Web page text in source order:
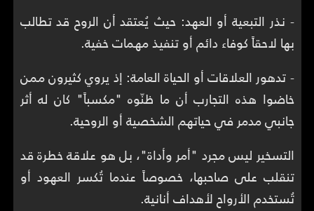
- نذر التبعية أو العهد: حيث يُعتقد أن الروح قد تطالب
بها لاحقاً كوفاء دائم أو تنفيذ مهمات خفية.
- تدهور العلاقات أو الحياة العامة: إذ يروي كثيرون ممن
خاضوا هذه التجارب أن ما ظنّوه "مكسباً" كان له أثر
جانبي مدمر في حياتهم الشخصية أو الروحية.
التسخير ليس مجرد "أمر وأداة"، بل هو علاقة خطرة قد
تنقلب على صاحبها، خصوصاً عندما تُكسر العهود أو
تُستخدم الأرواح لأهداف أنانية.